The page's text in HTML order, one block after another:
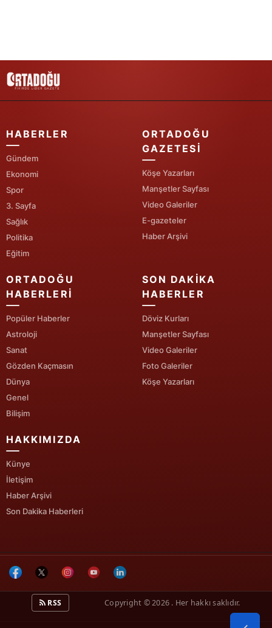
Karabük
Kilis
Osmaniye
Düzce
HABERLER
Gündem
Ekonomi
Spor
3. Sayfa
Sağlık
Politika
Eğitim
ORTADOĞU
GAZETESI
Köşe Yazarları
Manşetler Sayfası
Video Galeriler
E-gazeteler
Haber Arşivi
ORTADOĞU
HABERLERI
Popüler Haberler
Astroloji
Sanat
Gözden Kaçmasın
Dünya
Genel
Bilişim
SON DAKIKA
HABERLER
Döviz Kurları
Manşetler Sayfası
Video Galeriler
Foto Galeriler
Köşe Yazarları
HAKKIMIZDA
Künye
İletişim
Haber Arşivi
Son Dakika Haberleri
RSS Copyright © 2026 . Her hakkı saklıdır.